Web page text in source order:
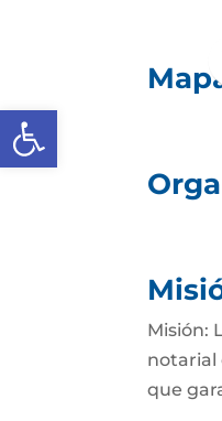
Abrir barra de
Misión:
notarial
que